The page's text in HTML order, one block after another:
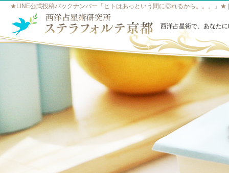
★LINE公式投稿バックナンバー「ヒトはあっという間に◎れるから。。。」★
西洋占星術で、あなた